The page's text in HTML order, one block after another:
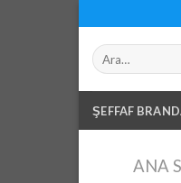
to
content
Ara:
ŞEFFAF
ANA